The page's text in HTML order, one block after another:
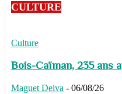
CULTURE
Culture
Bois-Caïman, 235 ans
Maguet Delva - 06/08/26